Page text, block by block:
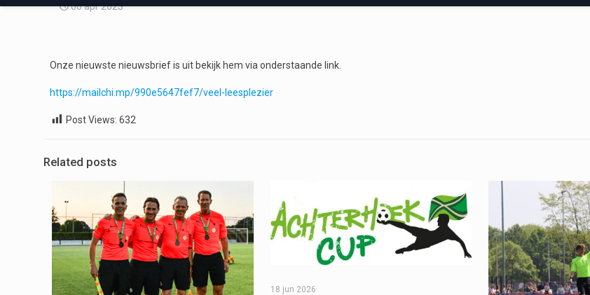
06 apr 2023
Onze nieuwste nieuwsbrief is uit bekijk hem via onderstaande link.
https://mailchi.mp/990e5647fef7/veel-leesplezier
Post Views: 632
Related posts
18 jun 2026